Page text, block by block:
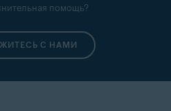
помощь?
С НАМИ